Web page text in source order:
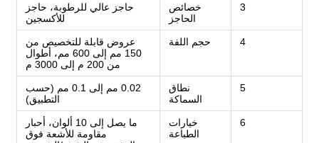
3
خصائص
الحاجز
حاجز عالي للرطوبة، حاجز
للأكسجين
4 حجم اللفة
عروض قابلة للتخصيص من
150 مم إلى 600 مم، أطوال
من 200 م إلى 3000 م
5
نطاق
السماكة
0.02 مم إلى 0.1 مم (حسب
التطبيق)
6
خيارات
الطباعة
ما يصل إلى 10 ألوان، أحبار
مقاومة للأشعة فوق